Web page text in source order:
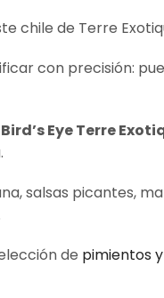
chile de Terre
con precisión:
Eye Terre
salsas picantes,
de pimientos